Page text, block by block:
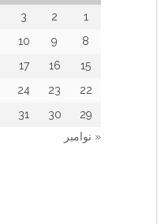
1
2
3
8
9
10
15
16
17
22
23
24
29
30
31
« نوامبر